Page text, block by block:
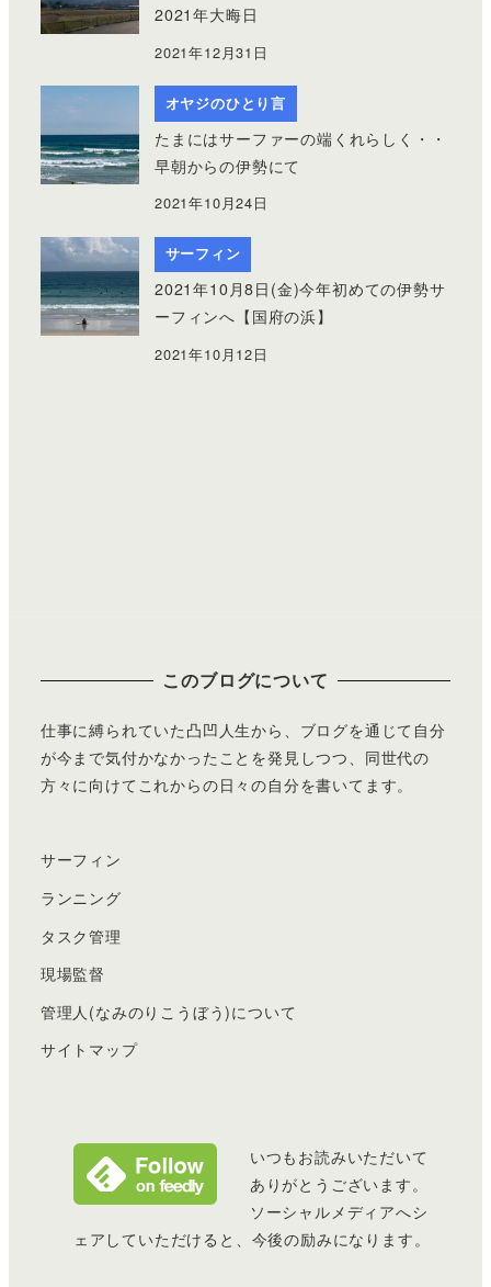
2021年大晦日
2021年12月31日
オヤジのひとり言
たまにはサーファーの端くれらしく・・
早朝からの伊勢にて
2021年10月24日
サーフィン
2021年10月8日(金)今年初めての伊勢サ
ーフィンへ【国府の浜】
2021年10月12日
このブログについて
仕事に縛られていた凸凹人生から、ブログを通じて自分
が今まで気付かなかったことを発見しつつ、同世代の
方々に向けてこれからの日々の自分を書いてます。
サーフィン
ランニング
タスク管理
現場監督
管理人(なみのりこうぼう)について
サイトマップ
いつもお読みいただいて
ありがとうございます。
ソーシャルメディアへシ
ェアしていただけると、今後の励みになります。